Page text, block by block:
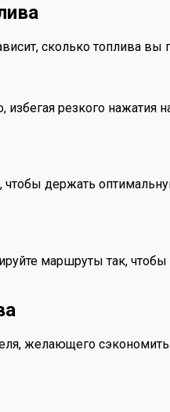
сколько топлива вы
резкого нажатия
чтобы держать
маршруты так,
желающего